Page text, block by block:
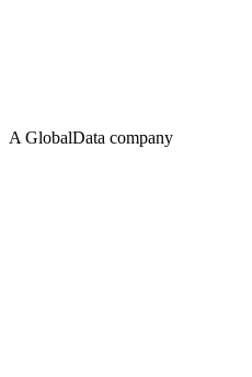
A GlobalData company